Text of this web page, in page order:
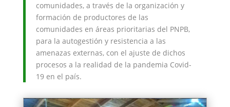
comunidades, a través de la organización y
formación de productores de las
comunidades en áreas prioritarias del PNPB,
para la autogestión y resistencia a las
amenazas externas, con el ajuste de dichos
procesos a la realidad de la pandemia Covid-
19 en el país.